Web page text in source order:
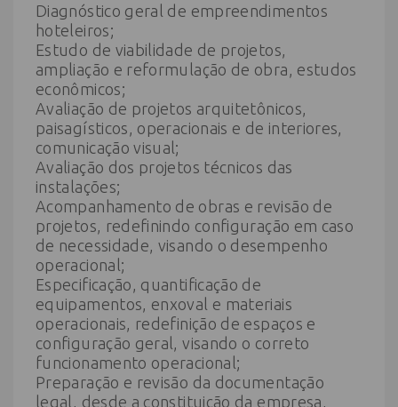
Diagnóstico geral de empreendimentos
hoteleiros;
Estudo de viabilidade de projetos,
ampliação e reformulação de obra, estudos
econômicos;
Avaliação de projetos arquitetônicos,
paisagísticos, operacionais e de interiores,
comunicação visual;
Avaliação dos projetos técnicos das
instalações;
Acompanhamento de obras e revisão de
projetos, redefinindo configuração em caso
de necessidade, visando o desempenho
operacional;
Especificação, quantificação de
equipamentos, enxoval e materiais
operacionais, redefinição de espaços e
configuração geral, visando o correto
funcionamento operacional;
Preparação e revisão da documentação
legal, desde a constituição da empresa,